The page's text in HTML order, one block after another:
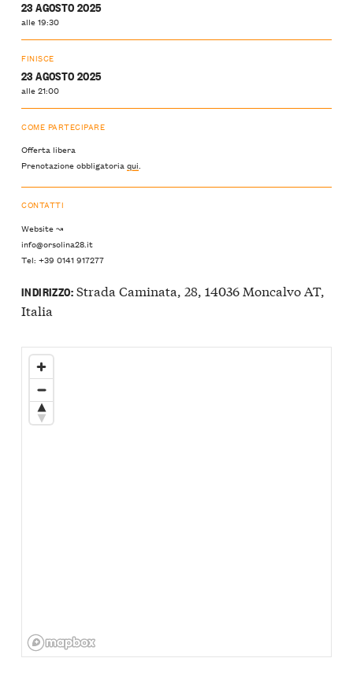
23 AGOSTO 2025
alle 19:30
FINISCE
23 AGOSTO 2025
alle 21:00
COME PARTECIPARE
Offerta libera
Prenotazione obbligatoriaqui.
CONTATTI
Website ↝
info@orsolina28.it
Tel: +39 0141 917277
INDIRIZZO:Strada Caminata, 28, 14036 Moncalvo AT,
Italia